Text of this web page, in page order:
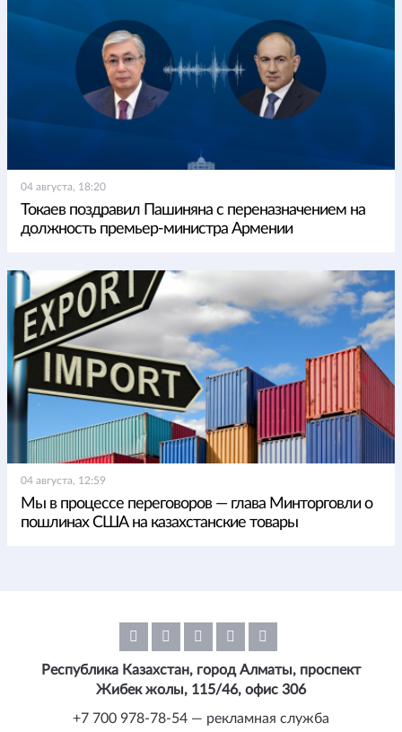
04 августа, 18:20
Токаев поздравил Пашиняна с переназначением на
должность премьер-министра Армении
04 августа, 12:59
Мы в процессе переговоров — глава Минторговли о
пошлинах США на казахстанские товары
Республика Казахстан, город Алматы, проспект
Жибек жолы, 115/46, офис 306
+7 700 978-78-54 — рекламная служба